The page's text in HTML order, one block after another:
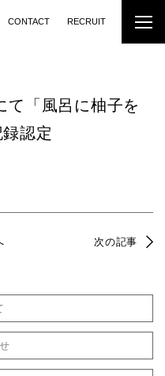
CONTACT RECRUIT
「風呂に柚子を
認定
次の記事